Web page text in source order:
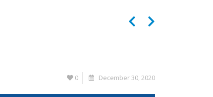
0 December 30, 2020